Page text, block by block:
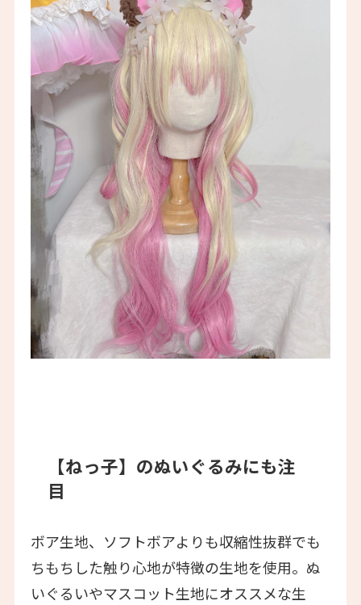
【ねっ子】のぬいぐるみにも注
目
ボア生地、ソフトボアよりも収縮性抜群でも
ちもちした触り心地が特徴の生地を使用。ぬ
いぐるいやマスコット生地にオススメな生